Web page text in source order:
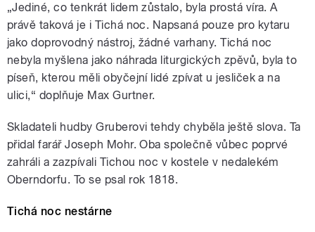
„Jediné, co tenkrát lidem zůstalo, byla prostá víra. A
právě taková je i Tichá noc. Napsaná pouze pro kytaru
jako doprovodný nástroj, žádné varhany. Tichá noc
nebyla myšlena jako náhrada liturgických zpěvů, byla to
píseň, kterou měli obyčejní lidé zpívat u jesliček a na
ulici,“ doplňuje Max Gurtner.
Skladateli hudby Gruberovi tehdy chyběla ještě slova. Ta
přidal farář Joseph Mohr. Oba společně vůbec poprvé
zahráli a zazpívali Tichou noc v kostele v nedalekém
Oberndorfu. To se psal rok 1818.
Tichá noc nestárne